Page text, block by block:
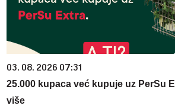
03. 08. 2026 07:31
25.000 kupaca već kupuje uz PerSu
više